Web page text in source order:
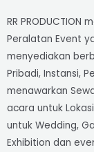
RR
Peralatan Event
menyediakan
Pribadi, Instansi,
menawarkan
acara untuk
untuk Wedding,
Exhibition dan